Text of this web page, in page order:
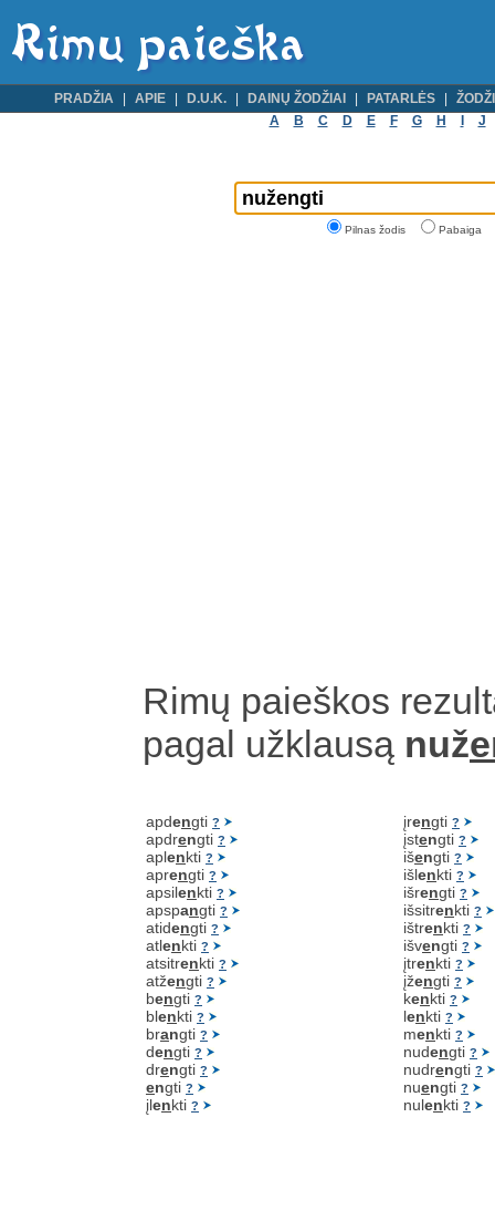
PRADŽIA APIE D.U.K. DAINŲ ŽODŽIAI PATARLĖS
A
B C D E F G H J
Pilnas žodis Pabaiga
Rimų paieškos
pagal užklausą nuž
apdengti ?
apdrengti ?
aplenkti ?
aprengti ?
apsilenkti ?
apspangti ?
atidengti ?
atlenkti ?
atsitrenkti ?
atžengti ?
bengti ?
blenkti ?
brangti ?
dengti ?
drengti ?
engti ?
įlenkti ?
įrengti ?
įstengti ?
išengti ?
išlenkti ?
išrengti ?
išsitrenkti ?
ištrenkti ?
išvengti ?
įtrenkti ?
įžengti ?
kenkti ?
lenkti ?
menkti ?
nudengti ?
nudrengti ?
nuengti ?
nulenkti ?